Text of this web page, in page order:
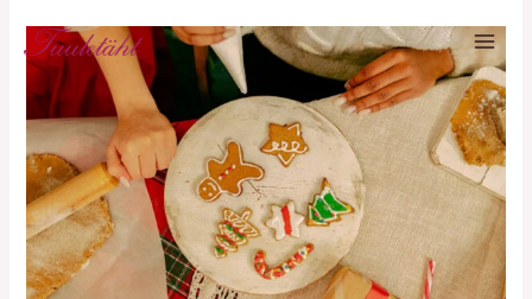
content